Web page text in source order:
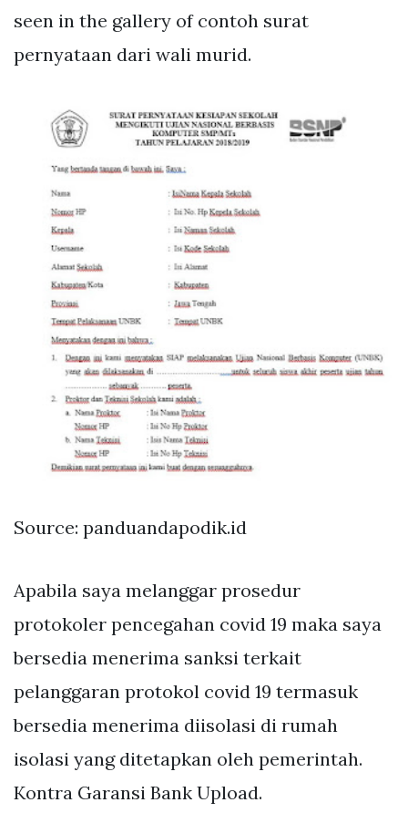
seen in the gallery of contoh surat
pernyataan dari wali murid.
Source: panduandapodik.id
Apabila saya melanggar prosedur
protokoler pencegahan covid 19 maka saya
bersedia menerima sanksi terkait
pelanggaran protokol covid 19 termasuk
bersedia menerima diisolasi di rumah
isolasi yang ditetapkan oleh pemerintah.
Kontra Garansi Bank Upload.